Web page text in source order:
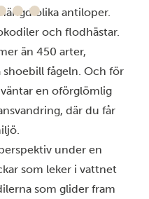
olika antiloper.
och flodhästar.
än 450 arter,
fågeln. Och för
en oförglömlig
, där du får
under en
som leker i vattnet
som glider fram